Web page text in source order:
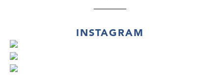
INSTAGRAM